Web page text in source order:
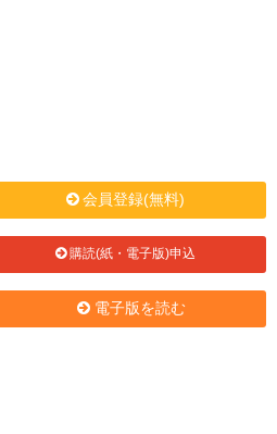
会員登録(無料)
購読(紙・電子版)申込
電子版を読む